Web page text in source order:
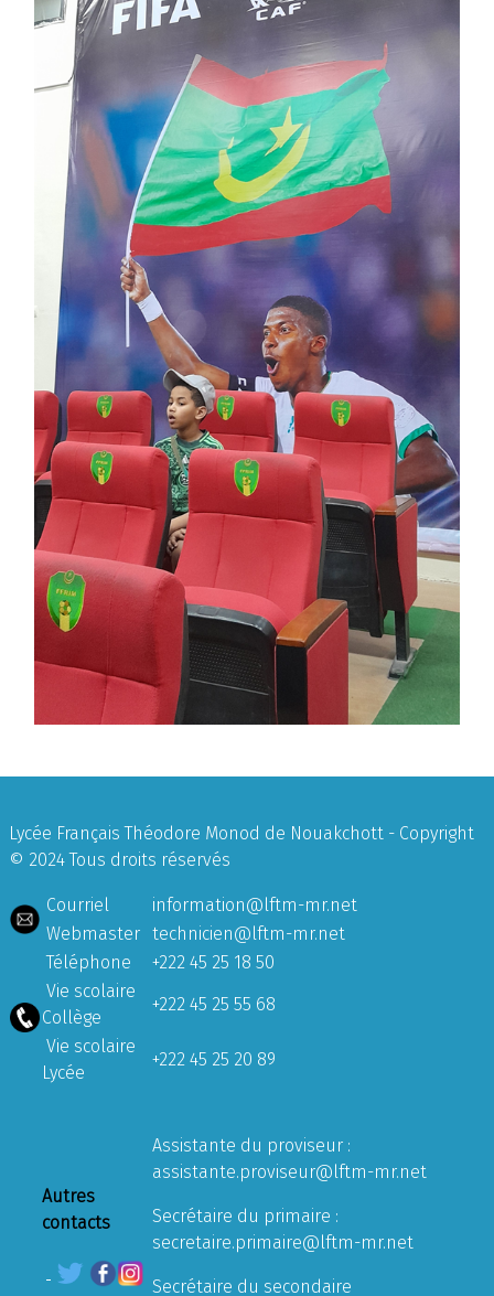
Lycée Français Théodore Monod de Nouakchott - Copyright
© 2024 Tous droits réservés
Courriel
information@lftm-mr.net
Webmaster technicien@lftm-mr.net
Téléphone
+222 45 25 18 50
Vie scolaire
Collège
+222 45 25 55 68
Vie scolaire
Lycée
+222 45 25 20 89
Autres
contacts
Assistante du proviseur :
assistante.proviseur@lftm-mr.net
Secrétaire du primaire :
secretaire.primaire@lftm-mr.net
Secrétaire du secondaire